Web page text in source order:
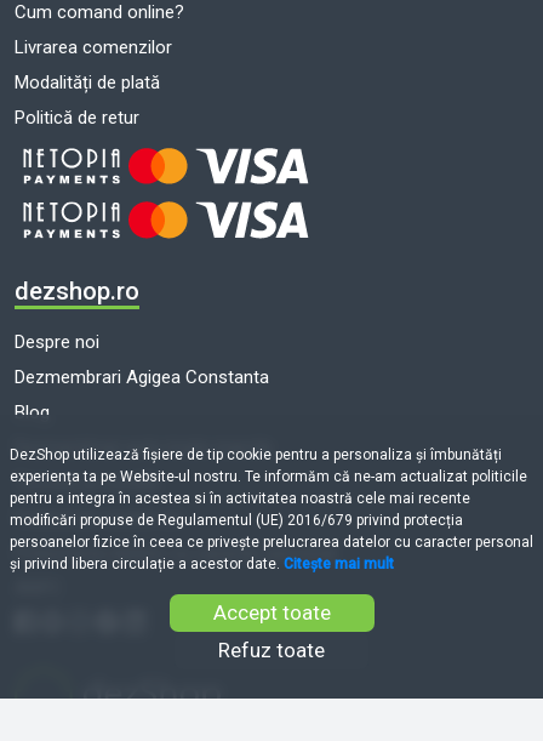
Cum comand online?
Livrarea comenzilor
Modalități de plată
Politică de retur
dezshop.ro
Despre noi
Dezmembrari Agigea Constanta
Blog
Dezmembrari auto toate marcile
Termeni și condiții
Politică de cookie-uri
Prelucrarea datelor cu caracter personal
DezShop utilizează fişiere de tip cookie pentru a personaliza și îmbunătăți
experiența ta pe Website-ul nostru. Te informăm că ne-am actualizat politicile
pentru a integra în acestea si în activitatea noastră cele mai recente
modificări propuse de Regulamentul (UE) 2016/679 privind protecția
persoanelor fizice în ceea ce privește prelucrarea datelor cu caracter personal
și privind libera circulație a acestor date. Citește mai mult
Accept toate
Refuz toate